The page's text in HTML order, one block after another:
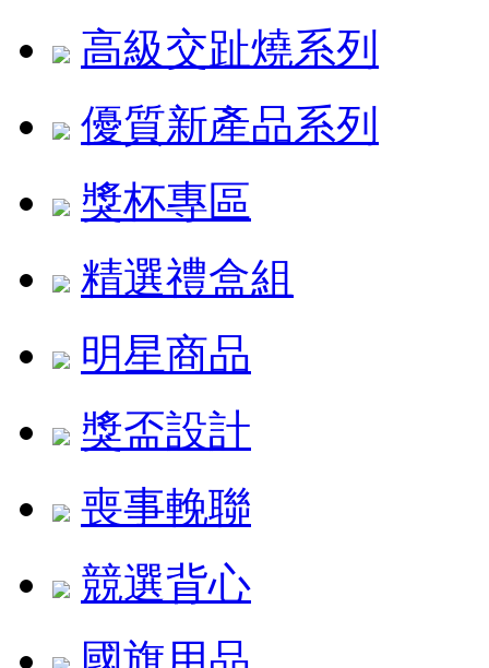
高級交趾燒系列
優質新產品系列
獎杯專區
精選禮盒組
明星商品
獎盃設計
喪事輓聯
競選背心